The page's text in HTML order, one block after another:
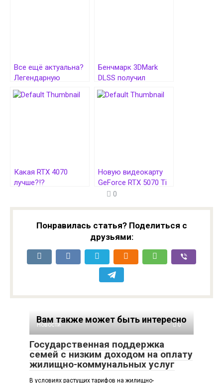
Все ещё актуальна?
Легендарную
видеокарту GeForce
GTX 1060 сравнили в
Бенчмарк 3DMark
DLSS получил
полноценную
поддержку DLSS 4
Какая RTX 4070
лучше?!?
Новую видеокарту
GeForce RTX 5070 Ti
сравнили с GeForce
0
Понравилась статья? Поделиться с
друзьями:
Вам также может быть интересно
Новости 0
Государственная поддержка
семей с низким доходом на оплату
жилищно-коммунальных услуг
В условиях растущих тарифов на жилищно-